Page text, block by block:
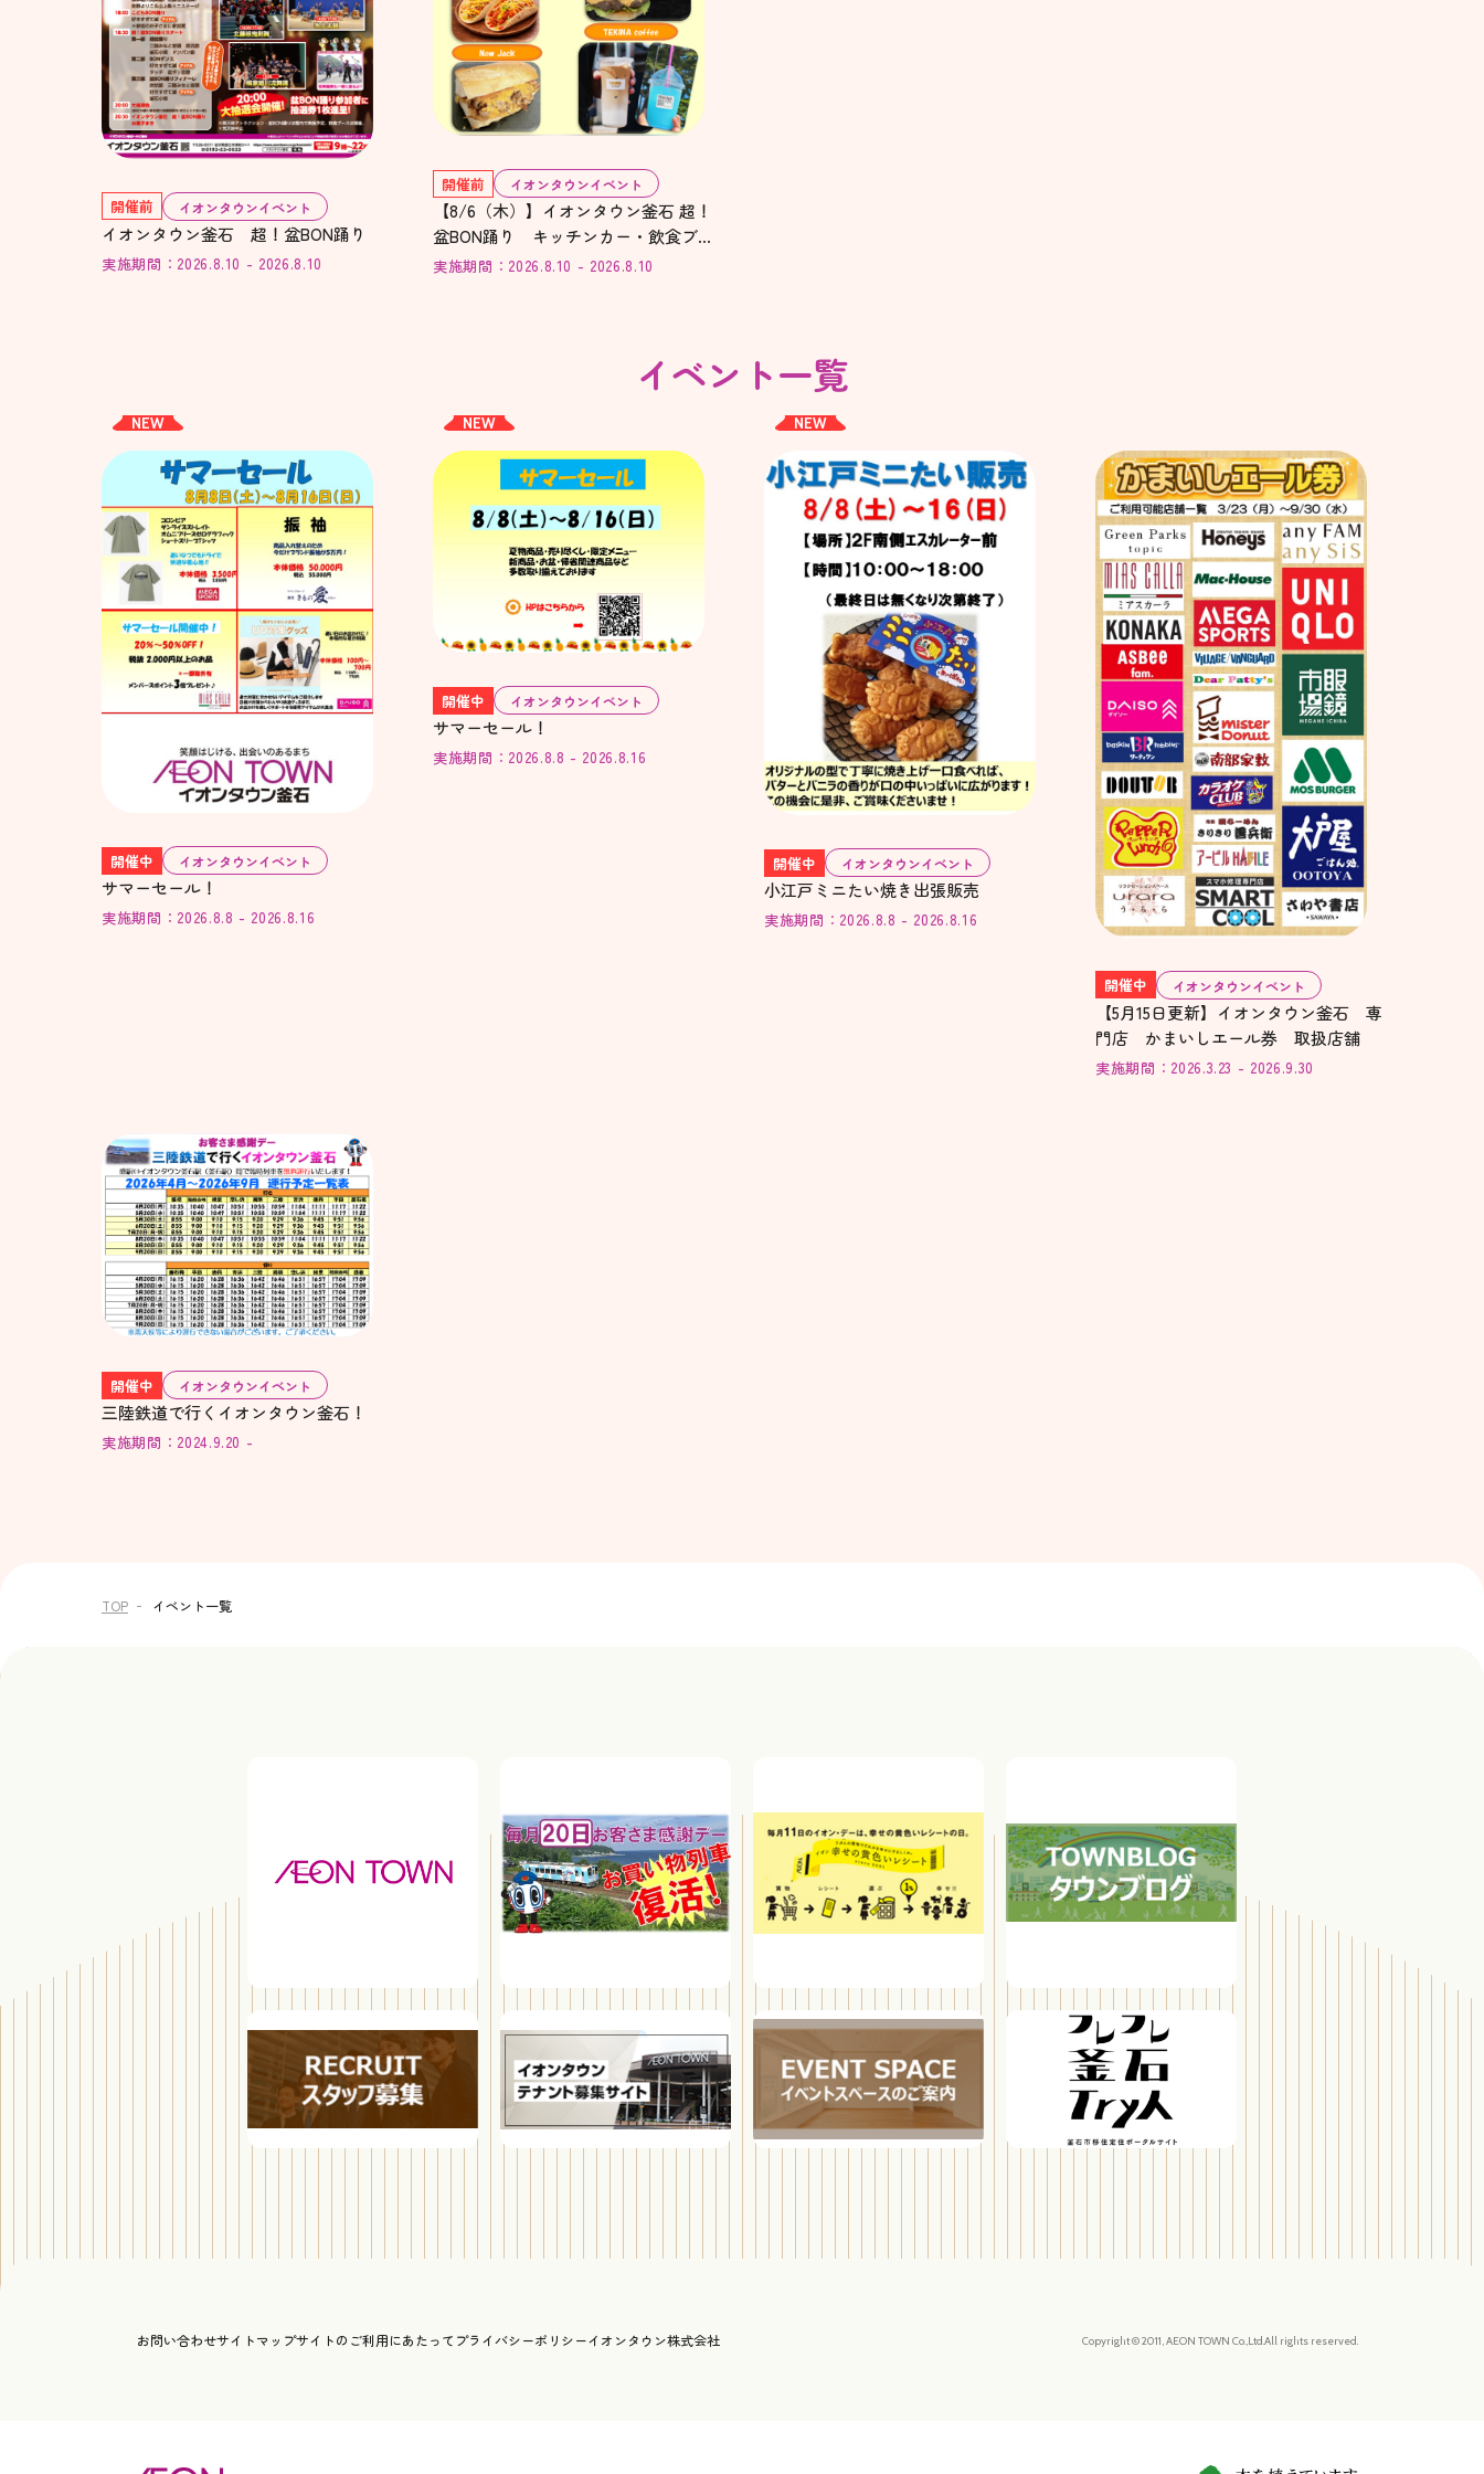
開催前 イオンタウンイベント
イオンタウン釜石 超！盆BON踊り
実施期間：2026.8.10 - 2026.8.10
開催前 イオンタウンイベント
【8/6（木）】イオンタウン釜石 超！
盆BON踊り キッチンカー・飲食ブー
ス
実施期間：2026.8.10 - 2026.8.10
イベント一覧
NEW
開催中 イオンタウンイベント
サマーセール！
実施期間：2026.8.8 - 2026.8.16
NEW
開催中 イオンタウンイベント
サマーセール！
実施期間：2026.8.8 - 2026.8.16
NEW
開催中 イオンタウンイベント
小江戸ミニたい焼き出張販売
実施期間：2026.8.8 - 2026.8.16
開催中 イオンタウンイベント
【5月15日更新】イオンタウン釜石 専
門店 かまいしエール券 取扱店舗
実施期間：2026.3.23 - 2026.9.30
開催中 イオンタウンイベント
三陸鉄道で行くイオンタウン釜石！
実施期間：2024.9.20 -
TOP イベント一覧
お問い合わせサイトマップサイトのご利用にあたって プライバシーポリシーイオンタウン株式会社 Copyright © 2011, AEON TOWN Co.,Ltd.All rights reserved.